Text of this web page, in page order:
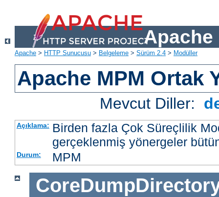
Apache
Apache > HTTP Sunucusu > Belgeleme > Sürüm 2.4 > Modüller
Apache MPM Ortak
Mevcut Diller:
Açıklama: Birden fazla Çok Süreçlilik
gerçeklenmiş yönergeler
Durum: MPM